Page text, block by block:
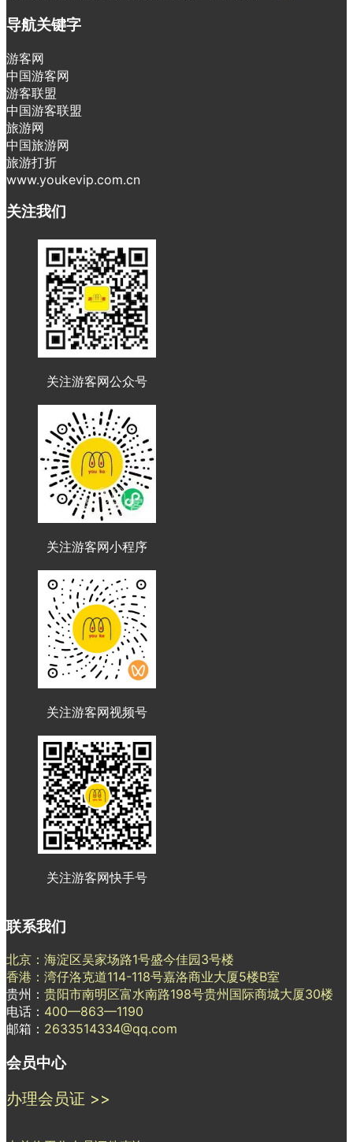
导航关键字
游客网
中国游客网
游客联盟
中国游客联盟
旅游网
中国旅游网
旅游打折
www.youkevip.com.cn
关注我们
关注游客网公众号
关注游客网小程序
关注游客网视频号
关注游客网快手号
联系我们
北京：海淀区吴家场路1号盛今佳园3号楼
香港：湾仔洛克道114-118号嘉洛商业大厦5楼B室
贵州： 贵阳市南明区富水南路198号贵州国际商城大厦30楼
电话： 400—863—1190
邮箱： 2633514334@qq.com
会员中心
办理会员证 >>